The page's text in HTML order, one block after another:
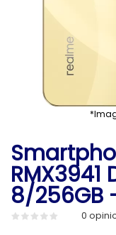
RMX3941
8/256GB
0